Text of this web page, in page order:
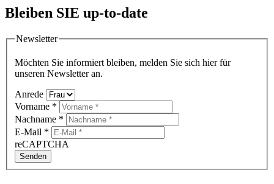
Bleiben SIE up-to-date
Newsletter
Möchten Sie informiert bleiben, melden Sie sich hier für
unseren Newsletter an.
Anrede
Vorname *
Nachname *
E-Mail *
reCAPTCHA
Senden